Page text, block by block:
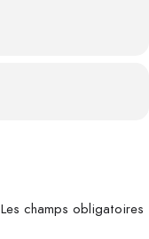
Les champs obligatoires